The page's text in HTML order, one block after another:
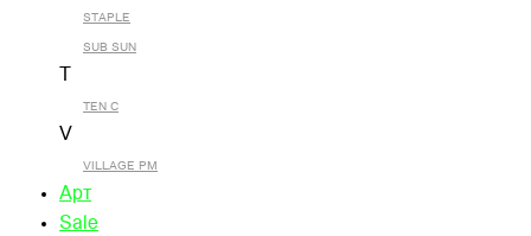
STAPLE
SUB SUN
TEN C
V
VILLAGE PM
Арт
Sale